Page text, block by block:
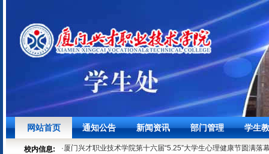
网站首页 通知公告 新闻资讯 部门管理 学生
校内信息:
聚焦学生发展，筑牢安全底线┃我校召开3月学生工作例会03-27
·厦门兴才职业技术学院第十六届“5.25”大学生心理健康节圆满落